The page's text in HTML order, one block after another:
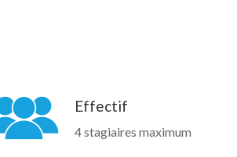
Effectif
4 stagiaires maximum